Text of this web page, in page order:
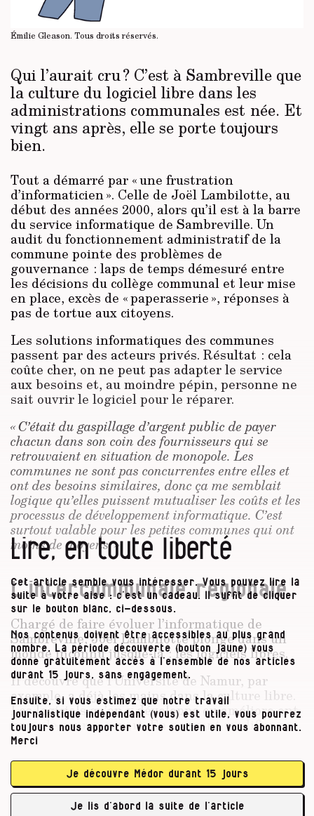
Émilie Gleason. Tous droits réservés.
Qui l’aurait cru ? C’est à Sambreville que
la culture du logiciel libre dans les
administrations communales est née. Et
vingt ans après, elle se porte toujours
bien.
Tout a démarré par « une frustration
d’informaticien ». Celle de Joël Lambilotte, au
début des années 2000, alors qu’il est à la barre
du service informatique de Sambreville. Un
audit du fonctionnement administratif de la
commune pointe des problèmes de
gouvernance : laps de temps démesuré entre
les décisions du collège communal et leur mise
en place, excès de « paperasserie », réponses à
pas de tortue aux citoyens.
Les solutions informatiques des communes
passent par des acteurs privés. Résultat : cela
coûte cher, on ne peut pas adapter le service
aux besoins et, au moindre pépin, personne ne
sait ouvrir le logiciel pour le réparer.
« C’était du gaspillage d’argent public de payer
chacun dans son coin des fournisseurs qui se
retrouvaient en situation de monopole. Les
communes ne sont pas concurrentes entre elles et
ont des besoins similaires, donc ça me semblait
logique qu’elles puissent mutualiser les coûts et les
processus de développement informatique. C’est
surtout valable pour les petites communes qui ont
moins de moyens. »
L’intercommunale régionale
Chargé de faire évoluer l’informatique de
Sambreville, Joël Lambilotte plonge dans un
monde inconnu jusque-là : les logiciels libres.
Il découvre que l’Université de Namur, par
exemple, a déjà les mains dans la culture libre.
Les logiciels qu’on y développe ou améliore ont
un code source ouvert. En pouvant modifier ce
code, cela signifie que l’usager (qui doit s’y
le logiciel à ses besoins spécifiques.
Chemin faisant, Joël Lambilotte découvre
Plone, un système de gestion …
Lire, en toute liberté
Cet article semble vous intéresser. Vous pouvez lire la
suite à votre aise : c’est un cadeau. Il suffit de cliquer
sur le bouton blanc, ci-dessous.
Nos contenus doivent être accessibles au plus grand
nombre. La période découverte (bouton jaune) vous
donne gratuitement accès à l’ensemble de nos articles
durant 15 jours, sans engagement.
Ensuite, si vous estimez que notre travail
journalistique indépendant (vous) est utile, vous pourrez
toujours nous apporter votre soutien en vous abonnant.
Merci
Je découvre Médor durant 15 jours
Je lis d’abord la suite de l’article